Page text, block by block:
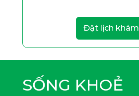
Đặt lịch khám
SỐNG KHOẺ